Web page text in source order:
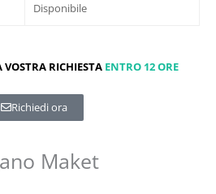
Disponibile
RICHIESTA ENTRO 12 ORE
Richiedi ora
Maket